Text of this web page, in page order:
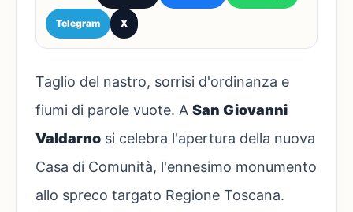
Telegram X
Taglio del nastro, sorrisi d'ordinanza e
fiumi di parole vuote. A San Giovanni
Valdarno si celebra l'apertura della nuova
Casa di Comunità, l'ennesimo monumento
allo spreco targato Regione Toscana.